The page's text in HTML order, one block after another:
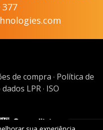
377
de compra · Política de
LPR · ISO